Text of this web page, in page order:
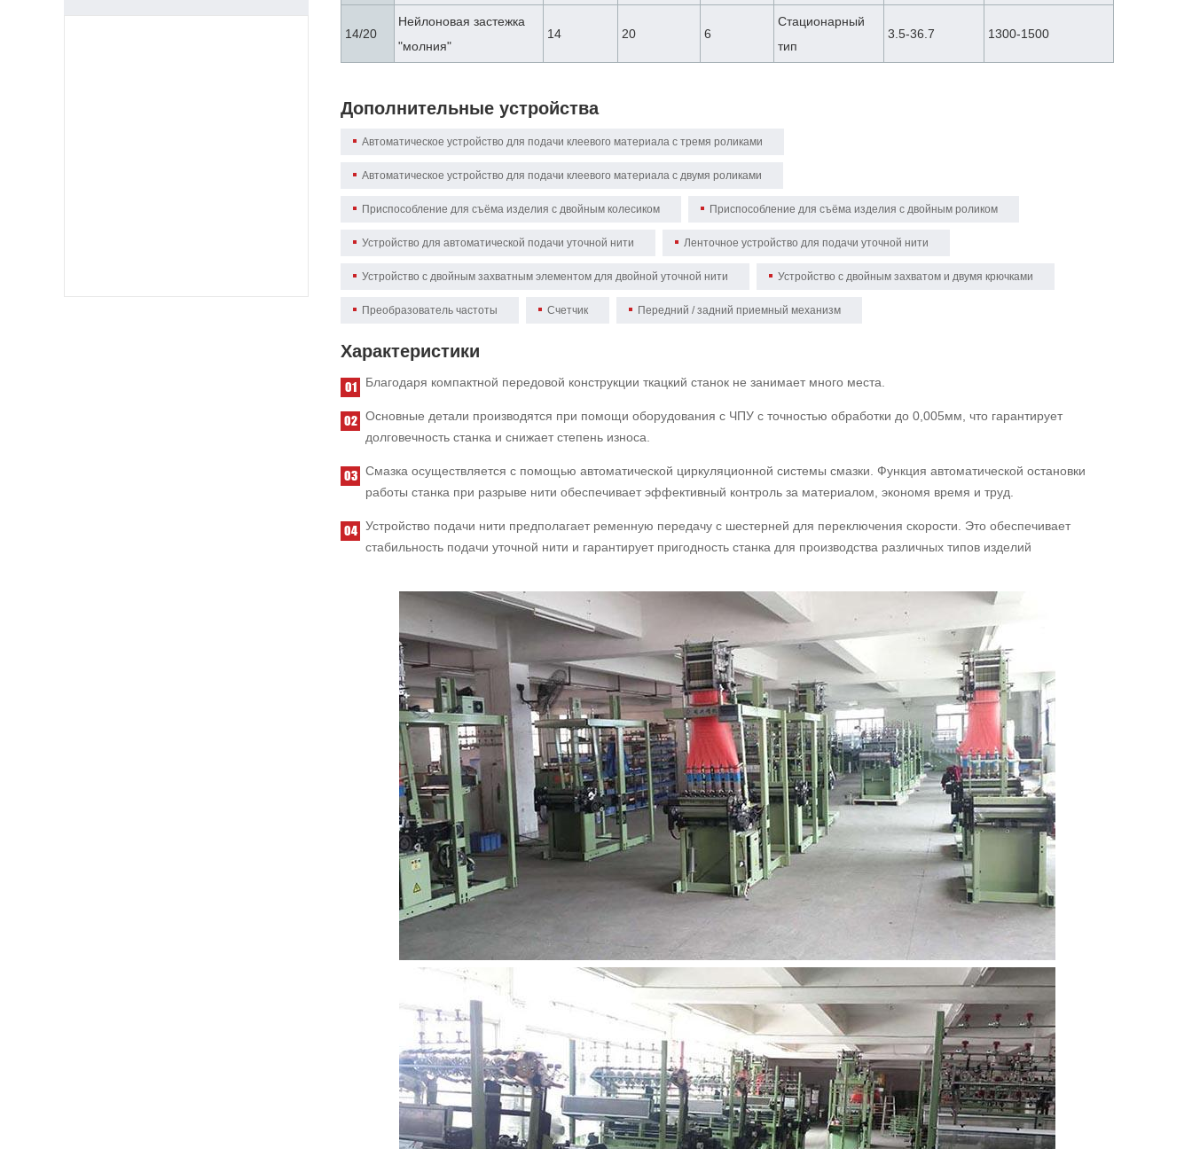
14/20
Нейлоновая застежка
"молния"
14 20 6
Стационарный
тип
3.5-36.7 1300-1500
Дополнительные устройства
Автоматическое устройство для подачи клеевого материала с тремя роликами
Автоматическое устройство для подачи клеевого материала с двумя роликами
Приспособление для съёма изделия с двойным колесиком Приспособление для съёма изделия с двойным роликом
Устройство для автоматической подачи уточной нити Ленточное устройство для подачи уточной нити
Устройство с двойным захватным элементом для двойной уточной нити Устройство с двойным захватом и двумя крючками
Преобразователь частоты Счетчик Передний / задний приемный механизм
Характеристики
Благодаря компактной передовой конструкции ткацкий станок не занимает много места.
Основные детали производятся при помощи оборудования с ЧПУ с точностью обработки до 0,005мм, что гарантирует
долговечность станка и снижает степень износа.
Смазка осуществляется с помощью автоматической циркуляционной системы смазки. Функция автоматической остановки
работы станка при разрыве нити обеспечивает эффективный контроль за материалом, экономя время и труд.
Устройство подачи нити предполагает ременную передачу с шестерней для переключения скорости. Это обеспечивает
стабильность подачи уточной нити и гарантирует пригодность станка для производства различных типов изделий